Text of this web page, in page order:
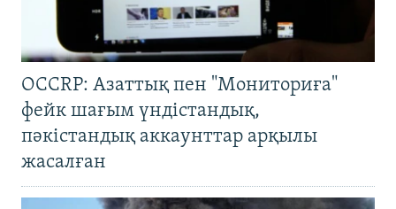
OCCRP: Азаттық пен "Мониториға"
фейк шағым үндістандық,
пәкістандық аккаунттар арқылы
жасалған